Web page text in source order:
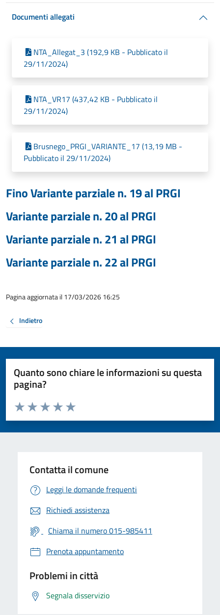
Documenti allegati
NTA_Allegat_3 (192,9 KB - Pubblicato il
29/11/2024)
NTA_VR17 (437,42 KB - Pubblicato il
29/11/2024)
Brusnego_PRGI_VARIANTE_17 (13,19 MB -
Pubblicato il 29/11/2024)
Fino Variante parziale n. 19 al PRGI
Variante parziale n. 20 al PRGI
Variante parziale n. 21 al PRGI
Variante parziale n. 22 al PRGI
Pagina aggiornata il 17/03/2026 16:25
Indietro
Quanto sono chiare le informazioni su questa
pagina?
Valuta da 1 a 5 stelle la pagina
Valuta 5 stelle su 5
Valuta 4 stelle su 5
Valuta 3 stelle su 5
Valuta 2 stelle su 5
Valuta 1 stelle su 5
Contatta il comune
Leggi le domande frequenti
Richiedi assistenza
Chiama il numero 015-985411
Prenota appuntamento
Problemi in città
Segnala disservizio